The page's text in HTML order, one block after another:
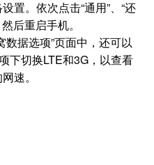
置。依次点击“通用”、“还
后重启手机。
数据选项”页面中，还可以
下切换LTE和3G，以查看
速。